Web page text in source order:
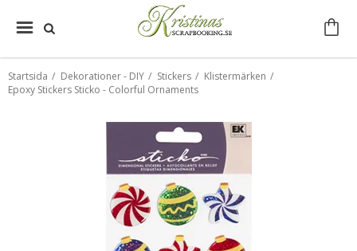
Startsida / Dekorationer - DIY / Stickers / Klistermärken /
Epoxy Stickers Sticko - Colorful Ornaments